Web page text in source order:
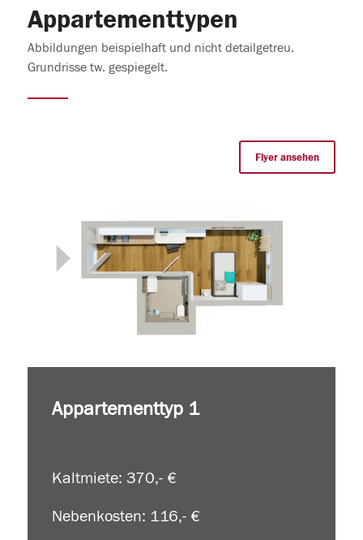
Appartementtypen
Abbildungen beispielhaft und nicht detailgetreu.
Grundrisse tw. gespiegelt.
Flyer ansehen
Appartementtyp 1
Kaltmiete: 370,- €
Nebenkosten: 116,- €